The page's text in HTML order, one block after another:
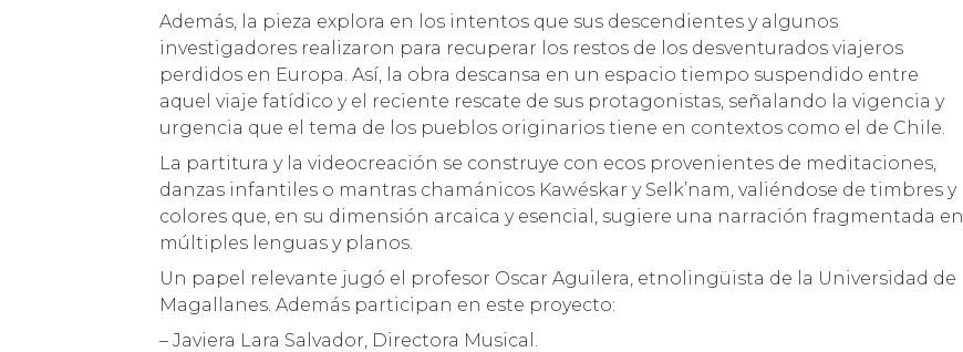
Además, la pieza explora en los intentos que sus descendientes y algunos
investigadores realizaron para recuperar los restos de los desventurados viajeros
perdidos en Europa. Así, la obra descansa en un espacio tiempo suspendido entre
aquel viaje fatídico y el reciente rescate de sus protagonistas, señalando la vigencia y
urgencia que el tema de los pueblos originarios tiene en contextos como el de Chile.
La partitura y la videocreación se construye con ecos provenientes de meditaciones,
danzas infantiles o mantras chamánicos Kawéskar y Selk’nam, valiéndose de timbres y
colores que, en su dimensión arcaica y esencial, sugiere una narración fragmentada en
múltiples lenguas y planos.
Un papel relevante jugó el profesor Oscar Aguilera, etnolingüista de la Universidad de
Magallanes. Además participan en este proyecto:
– Javiera Lara Salvador, Directora Musical.